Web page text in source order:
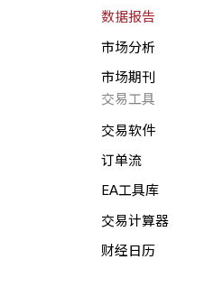
数据报告
市场分析
市场期刊
交易工具
交易软件
订单流
EA工具库
交易计算器
财经日历